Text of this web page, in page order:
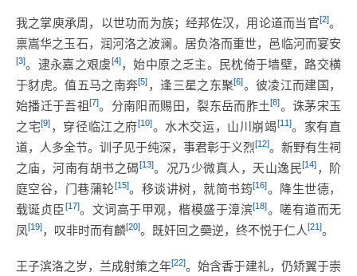
我之掌庾承周，以世功而为族；经邦佐汉，用论道而当官[2]。
禀嵩华之玉石，润河洛之波澜。居负洛而重世，邑临河而宴安
[3]。逮永嘉之艰虞 [4]，始中原之乏主。民枕倚于墙壁，路交横
于豺虎。值五马之南奔[5] ，逢三星之东聚[6]。彼凌江而建国，
始播迁于吾祖[7]。分南阳而赐田，裂东岳而胙土[8]。诛茅宋玉
之宅[9] ，穿径临江之府[10]。水木交运，山川崩竭 [11]。家有直
道，人多全节。训子见于纯深，事君彰于义烈[12]。新野有生祠
之庙，河南有胡书之碣 [13]。况乃少微真人，天山逸民[14] ，阶
庭空谷，门巷蒲轮[15]。移谈讲树，就简书筠[16]。降生世德，
载诞贞臣 [17]。文词高于甲观，楷模盛于漳滨[18]。嗟有道而无
凤[19] ，叹非时而有麟[20]。既奸回之奰逆，终不悦于仁人 [21]。
王子滨洛之岁，兰成射策之年[22]。始含香于建礼，仍矫翼于崇